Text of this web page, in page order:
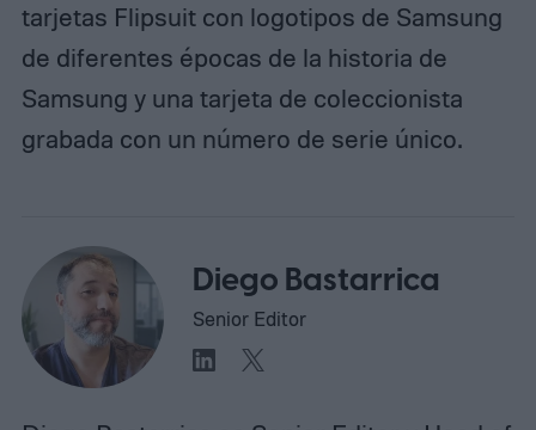
tarjetas Flipsuit con logotipos de Samsung
de diferentes épocas de la historia de
Samsung y una tarjeta de coleccionista
grabada con un número de serie único.
Diego Bastarrica
Senior Editor